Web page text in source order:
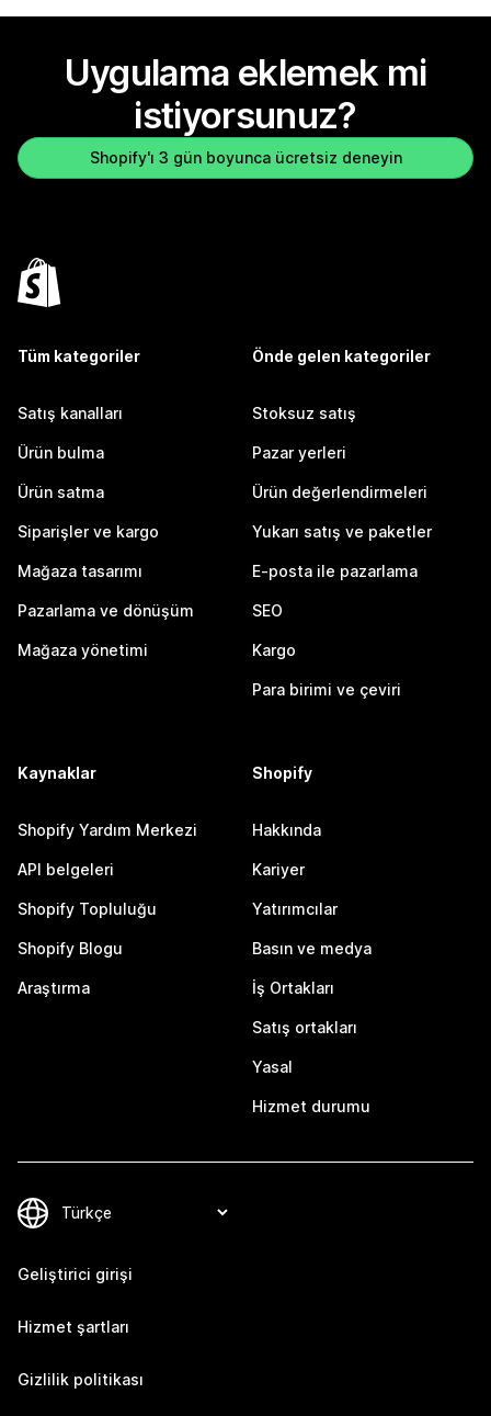
Uygulama eklemek mi
istiyorsunuz?
Shopify'ı 3 gün boyunca ücretsiz deneyin
Tüm kategoriler
Satış kanalları
Ürün bulma
Ürün satma
Siparişler ve kargo
Mağaza tasarımı
Pazarlama ve dönüşüm
Mağaza yönetimi
Önde gelen kategoriler
Stoksuz satış
Pazar yerleri
Ürün değerlendirmeleri
Yukarı satış ve paketler
E-posta ile pazarlama
SEO
Kargo
Para birimi ve çeviri
Kaynaklar
Shopify Yardım Merkezi
API belgeleri
Shopify Topluluğu
Shopify Blogu
Araştırma
Shopify
Hakkında
Kariyer
Yatırımcılar
Basın ve medya
İş Ortakları
Satış ortakları
Yasal
Hizmet durumu
Geliştirici girişi
Hizmet şartları
Gizlilik politikası